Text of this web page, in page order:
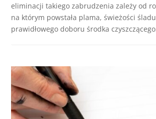
eliminacji takiego zabrudzenia zależy od
na którym powstała plama, świeżości
prawidłowego doboru środka